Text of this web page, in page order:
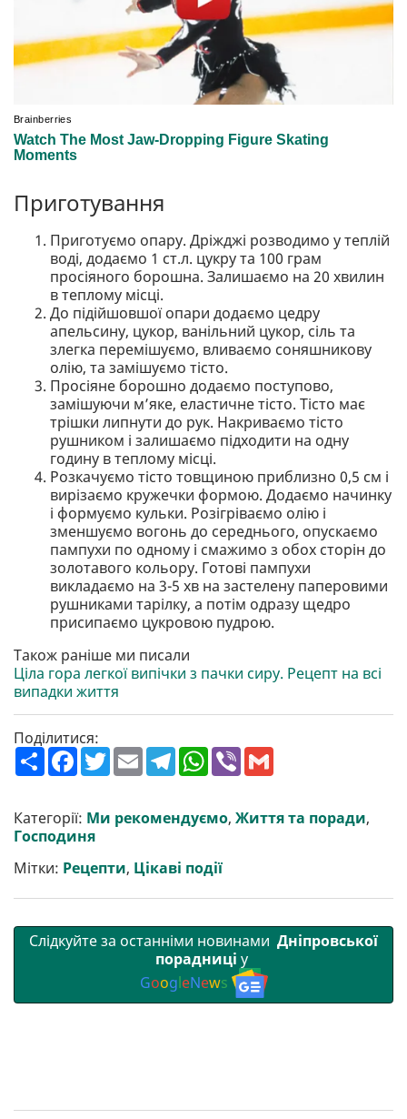
Приготування
Приготуємо опару. Дріжджі розводимо у теплій
воді, додаємо 1 ст.л. цукру та 100 грам
просіяного борошна. Залишаємо на 20 хвилин
в теплому місці.
До підійшовшої опари додаємо цедру
апельсину, цукор, ванільний цукор, сіль та
злегка перемішуємо, вливаємо соняшникову
олію, та замішуємо тісто.
Просіяне борошно додаємо поступово,
замішуючи мʼяке, еластичне тісто. Тісто має
трішки липнути до рук. Накриваємо тісто
рушником і залишаємо підходити на одну
годину в теплому місці.
Розкачуємо тісто товщиною приблизно 0,5 см і
вирізаємо кружечки формою. Додаємо начинку
і формуємо кульки. Розігріваємо олію і
зменшуємо вогонь до середнього, опускаємо
пампухи по одному і смажимо з обох сторін до
золотавого кольору. Готові пампухи
викладаємо на 3-5 хв на застелену паперовими
рушниками тарілку, а потім одразу щедро
присипаємо цукровою пудрою.
Також раніше ми писали
Ціла гора легкої випічки з пачки сиру. Рецепт на всі
випадки життя
Поділитися:
П
о
р
и
т
F
a
b
o
o
T
w
e
E
m
l
T
e
g
r
m
W
h
s
A
p
V
r l
Категорії: Ми рекомендуємо, Життя та поради,
Господиня
Мітки: Рецепти, Цікаві події
Слідкуйте за останніми новинами Дніпровської
порадниці у
GoogleNews